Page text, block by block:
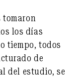
tomaron
los días
tiempo, todos
de
del estudio, se